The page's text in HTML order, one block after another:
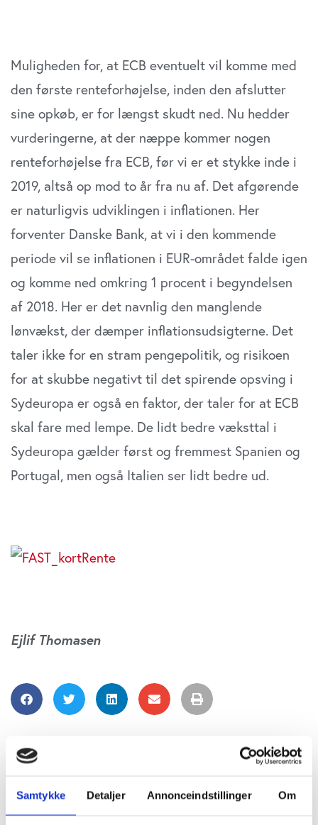
Samtykke Detaljer Annonceindstillinger Om
Muligheden for, at ECB eventuelt vil komme med
den første renteforhøjelse, inden den afslutter
sine opkøb, er for længst skudt ned. Nu hedder
vurderingerne, at der næppe kommer nogen
renteforhøjelse fra ECB, før vi er et stykke inde i
2019, altså op mod to år fra nu af. Det afgørende
er naturligvis udviklingen i inflationen. Her
forventer Danske Bank, at vi i den kommende
periode vil se inflationen i EUR-området falde igen
og komme ned omkring 1 procent i begyndelsen
af 2018. Her er det navnlig den manglende
lønvækst, der dæmper inflationsudsigterne. Det
taler ikke for en stram pengepolitik, og risikoen
for at skubbe negativt til det spirende opsving i
Sydeuropa er også en faktor, der taler for at ECB
skal fare med lempe. De lidt bedre væksttal i
Sydeuropa gælder først og fremmest Spanien og
Portugal, men også Italien ser lidt bedre ud.
Ejlif Thomasen